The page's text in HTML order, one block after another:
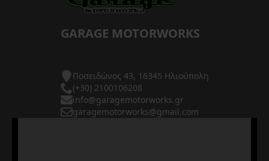
GARAGE MOTORWORKS
Ποσειδώνος 43, 16345 Ηλιούπολη
(+30) 2100106208
info@garagemotorworks.gr
garagemotorworks@gmail.com